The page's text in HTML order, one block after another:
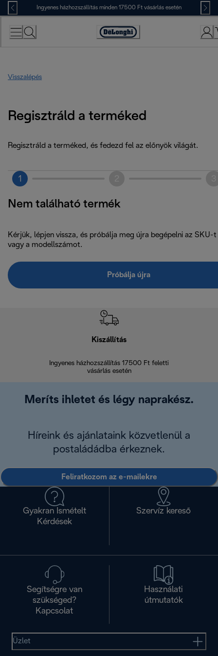
Skip
to
Content
Ingyenes házhozszállítás minden 17500 Ft vásárlás esetén
Accessibility
Visszalépés
Regisztráld a terméked
Regisztráld a terméked, és fedezd fel az előnyök világát.
1
Nem található termék
Kérjük, lépjen vissza, és próbálja meg újra begépelni az SKU-t
vagy a modellszámot.
Próbálja újra
Kiszállítás
Ingyenes házhozszállítás 17500 Ft feletti
vásárlás esetén
Meríts ihletet és légy naprakész.
Híreink és ajánlataink közvetlenül a
postaládádba érkeznek.
Feliratkozom az e-mailekre
Gyakran Ismételt
Kérdések
Szervíz kereső
Segítségre van
szükséged?
Kapcsolat
Használati
útmutatók
Üzlet